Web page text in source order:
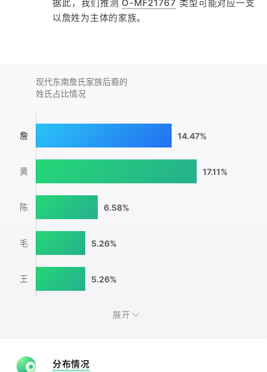
据此，我们推测 O-MF21767 类型可能对应一支
以詹姓为主体的家族。
现代东南詹氏家族后裔的
姓氏占比情况
14.47%
詹
17.11%
黄
6.58%
陈
5.26%
毛
5.26%
王
展开
分布情况